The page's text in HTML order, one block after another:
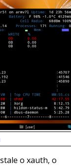
o xauth, o